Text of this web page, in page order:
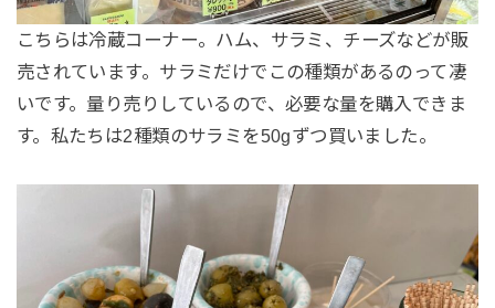
こちらは冷蔵コーナー。ハム、サラミ、チーズなどが販
売されています。サラミだけでこの種類があるのって凄
いです。量り売りしているので、必要な量を購入できま
す。私たちは2種類のサラミを50gずつ買いました。